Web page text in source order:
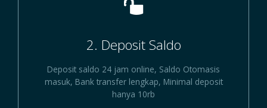
2. Deposit Saldo
Deposit saldo 24 jam online, Saldo Otomasis
masuk, Bank transfer lengkap, Minimal deposit
hanya 10rb